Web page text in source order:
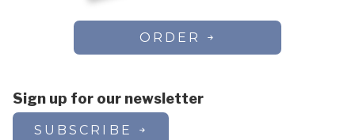
ORDER
Sign up for our newsletter
SUBSCRIBE